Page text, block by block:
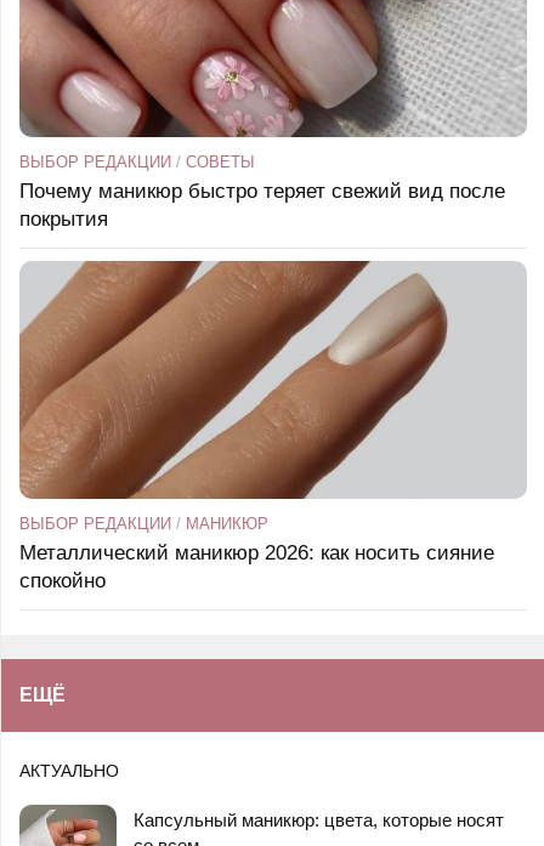
ВЫБОР РЕДАКЦИИ / СОВЕТЫ
Почему маникюр быстро теряет свежий вид после
покрытия
ВЫБОР РЕДАКЦИИ / МАНИКЮР
Металлический маникюр 2026: как носить сияние
спокойно
ЕЩЁ
АКТУАЛЬНО
Капсульный маникюр: цвета, которые носят